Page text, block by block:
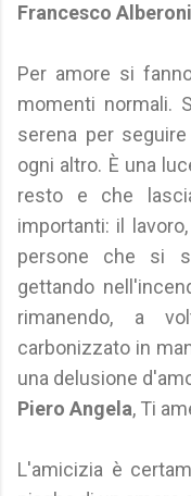
Francesco Alberoni
Per amore si
momenti normali.
serena per
ogni altro. È una
resto e che
importanti: il
persone che si
gettando
rimanendo, a
carbonizzato in
una delusione
Piero Angela, Ti
L'amicizia è